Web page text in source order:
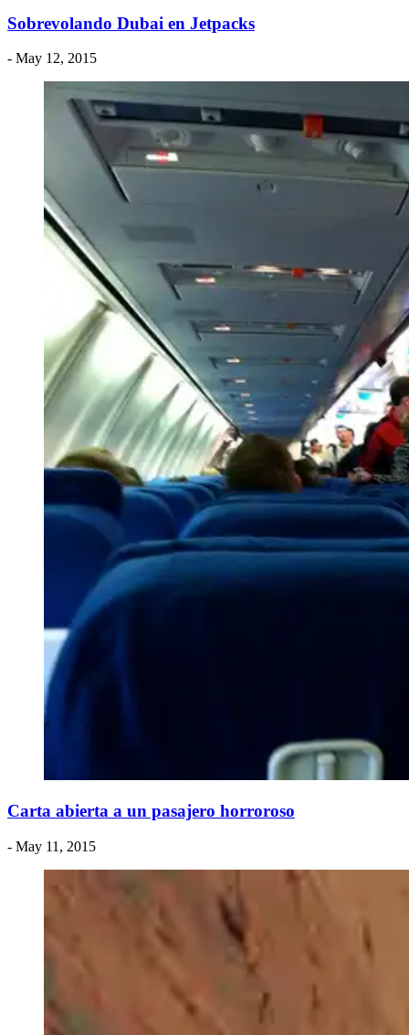
Sobrevolando Dubai en Jetpacks
- May 12, 2015
Carta abierta a un pasajero horroroso
- May 11, 2015